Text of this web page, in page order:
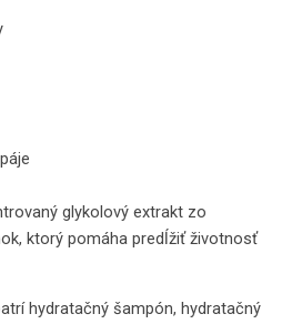
glykolový extrakt zo
ktorý pomáha predĺžiť životnosť
hydratačný šampón, hydratačný